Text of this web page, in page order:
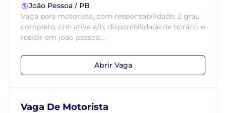
João Pessoa / PB
Vaga para motorista, com responsabilidade, 2 grau
completo, cnh ativa a/b, disponibilidade de horário e
residir em joão pessoa....
Abrir Vaga
Vaga De Motorista